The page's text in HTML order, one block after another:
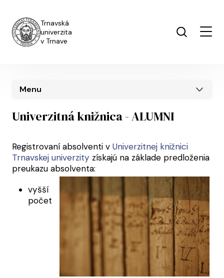
Trnavská
univerzita
v Trnave
Univerzitná knižnica - ALUMNI
Registrovaní absolventi v Univerzitnej knižnici
Trnavskej univerzity získajú na základe predloženia
preukazu absolventa:
vyšší
počet
Menu